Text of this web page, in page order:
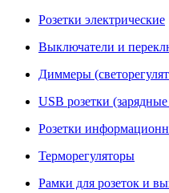
Розетки электрические
Выключатели и
Диммеры
USB розетки
Розетки
Терморегуляторы
Рамки для розеток и